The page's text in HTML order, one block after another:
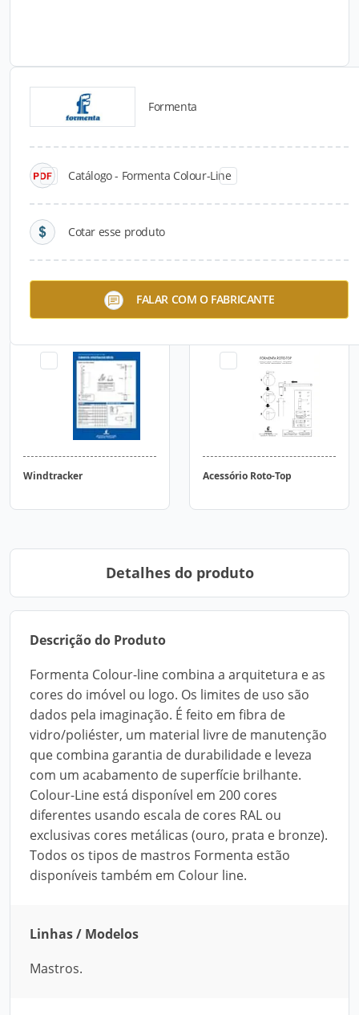
Formenta
Catálogo - Formenta Colour-Line
Cotar esse produto
FALAR COM O FABRICANTE
Catálogos para Download
Mastro Formenta ISS
Windtracker Acessório Roto-Top
Detalhes do produto
Descrição do Produto
Formenta Colour-line combina a arquitetura e as
cores do imóvel ou logo. Os limites de uso são
dados pela imaginação. É feito em fibra de
vidro/poliéster, um material livre de manutenção
que combina garantia de durabilidade e leveza
com um acabamento de superfície brilhante.
Colour-Line está disponível em 200 cores
diferentes usando escala de cores RAL ou
exclusivas cores metálicas (ouro, prata e bronze).
Todos os tipos de mastros Formenta estão
disponíveis também em Colour line.
Linhas / Modelos
Mastros.